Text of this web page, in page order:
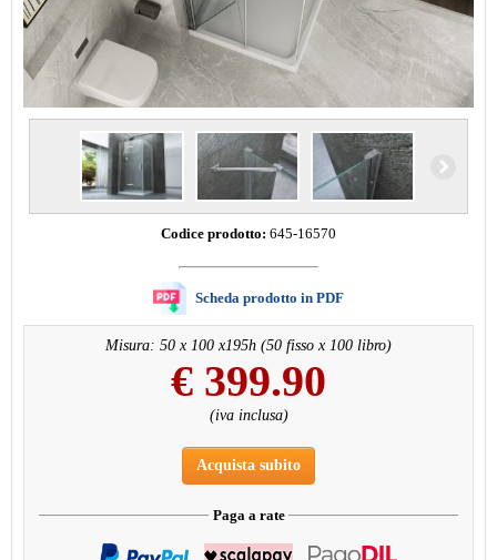
Codice prodotto: 645-16570
Scheda prodotto in PDF
Misura: 50 x 100 x195h (50 fisso x 100 libro)
€ 399.90
(iva inclusa)
Acquista subito
Paga a rate